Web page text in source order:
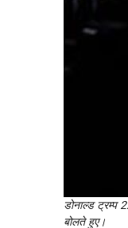
डोनाल्ड ट्रम्प
बोलते हुए।